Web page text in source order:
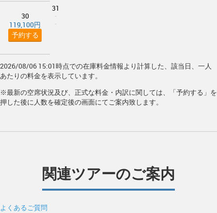
30
119,100円
予約する
31
-
-
2026/08/06 15:01時点での在庫料金情報より計算した、該当日、一人
あたりの料金を表示しています。
※最新の空席状況及び、正式な料金・内訳に関しては、「予約する」を
押した後に人数を確定後の画面にてご案内致します。
関連ツアーのご案内
よくあるご質問